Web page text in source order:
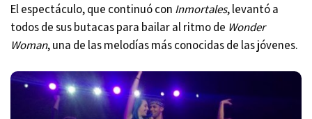
El espectáculo, que continuó con Inmortales, levantó a
todos de sus butacas para bailar al ritmo de Wonder
Woman, una de las melodías más conocidas de las jóvenes.